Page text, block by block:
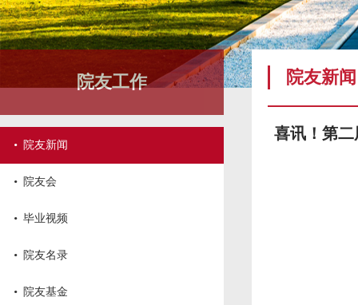
院友工作
· 院友新闻
· 院友会
· 毕业视频
· 院友名录
· 院友基金
院友新闻
喜讯！第二